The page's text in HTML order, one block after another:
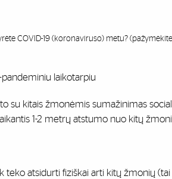
COVID-19 (koronaviruso) metu?
pandeminiu laikotarpiu
su kitais žmonėmis sumažinimas
1-2 metrų atstumo nuo kitų
fiziškai arti kitų žmonių (tai